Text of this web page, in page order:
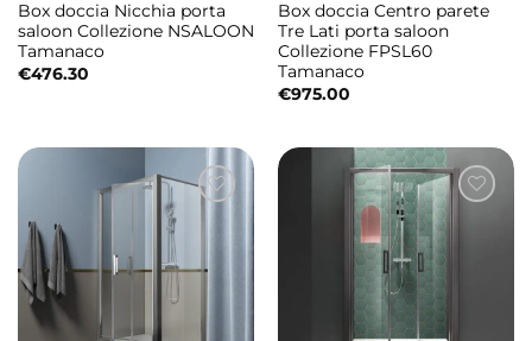
Box doccia Nicchia porta
saloon Collezione NSALOON
Tamanaco
€476.30
Box doccia Centro parete
Tre Lati porta saloon
Collezione FPSL60
Tamanaco
€975.00